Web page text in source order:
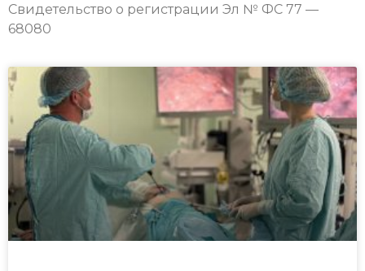
Свидетельство о регистрации Эл № ФС 77 —
68080